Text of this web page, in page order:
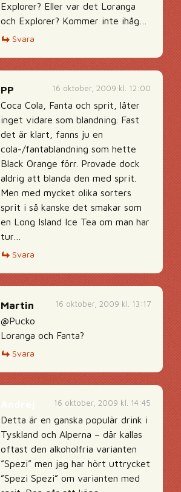
Explorer? Eller var det Loranga
och Explorer? Kommer inte ihåg…
Svara
16 oktober, 2009 kl. 12:00
PP
Coca Cola, Fanta och sprit, låter
inget vidare som blandning. Fast
det är klart, fanns ju en
cola-/fantablandning som hette
Black Orange förr. Provade dock
aldrig att blanda den med sprit.
Men med mycket olika sorters
sprit i så kanske det smakar som
en Long Island Ice Tea om man har
tur…
Svara
16 oktober, 2009 kl. 13:17
Martin
@Pucko
Loranga och Fanta?
Svara
16 oktober, 2009 kl. 14:45
Detta är en ganska populär drink i
Tyskland och Alperna – där kallas
oftast den alkoholfria varianten
”Spezi” men jag har hört uttrycket
”Spezi Spezi” om varianten med